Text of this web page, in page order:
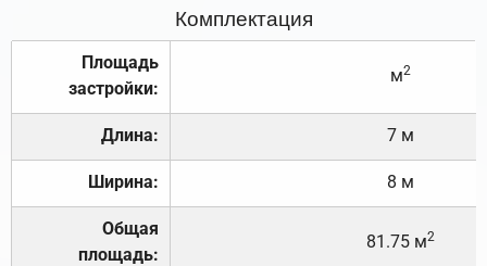
Комплектация
Площадь
застройки:
м2
Длина: 7 м
Ширина: 8 м
Общая
площадь:
81.75 м2